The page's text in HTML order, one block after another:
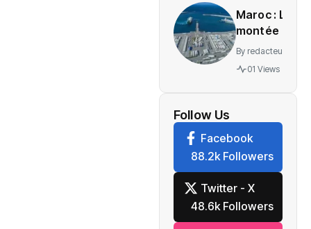
Maroc : La
montée en
puissance
d’un
de
l’économie
mondiale
By redacteur3.0
01 Views
Follow Us
Facebook
88.2k Followers
Twitter - X
48.6k Followers